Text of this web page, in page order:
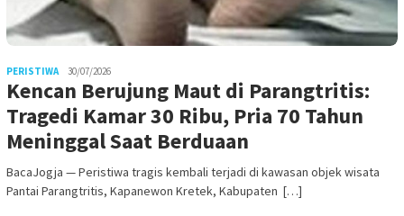
PERISTIWA 30/07/2026
Kencan Berujung Maut di Parangtritis:
Tragedi Kamar 30 Ribu, Pria 70 Tahun
Meninggal Saat Berduaan
BacaJogja — Peristiwa tragis kembali terjadi di kawasan objek wisata
Pantai Parangtritis, Kapanewon Kretek, Kabupaten […]